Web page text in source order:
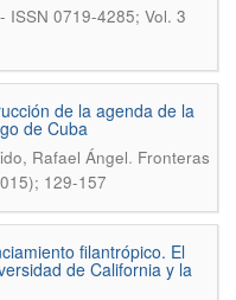
ISSN 0719-4285; Vol. 3
de la agenda de la
de Cuba
Rafael Ángel. Fronteras
129-157
filantrópico. El
de California y la